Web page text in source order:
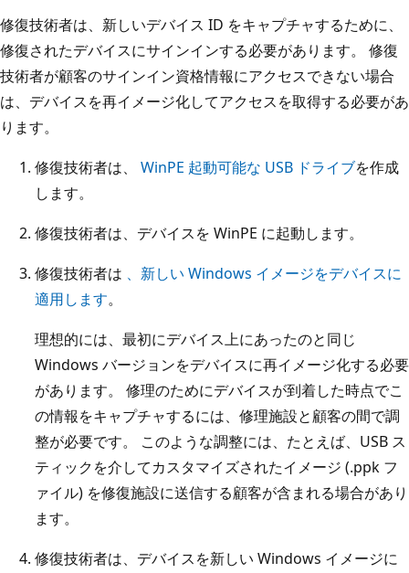
修復技術者は、新しいデバイス ID をキャプチャするために、
修復されたデバイスにサインインする必要があります。 修復
技術者が顧客のサインイン資格情報にアクセスできない場合
は、デバイスを再イメージ化してアクセスを取得する必要があ
ります。
修復技術者は、 WinPE 起動可能な USB ドライブを作成
します。
修復技術者は、デバイスを WinPE に起動します。
修復技術者は 、新しい Windows イメージをデバイスに
適用します。
理想的には、最初にデバイス上にあったのと同じ
Windows バージョンをデバイスに再イメージ化する必要
があります。 修理のためにデバイスが到着した時点でこ
の情報をキャプチャするには、修理施設と顧客の間で調
整が必要です。 このような調整には、たとえば、USB ス
ティックを介してカスタマイズされたイメージ (.ppk フ
ァイル) を修復施設に送信する顧客が含まれる場合があり
ます。
修復技術者は、デバイスを新しい Windows イメージに